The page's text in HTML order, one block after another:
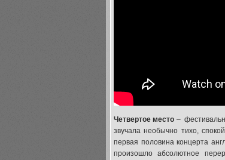
Четвертое место –
звучала необычно тихо,
первая половина концерта
произошло абсолютное